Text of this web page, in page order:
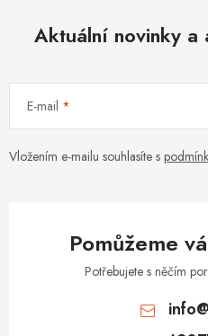
Aktuální novinky a
E-mail
Vložením e-mailu souhlasíte s
Pomůžeme
Potřebujete s něčím
info